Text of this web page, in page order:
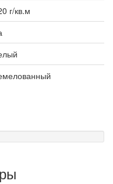
г/кв.м